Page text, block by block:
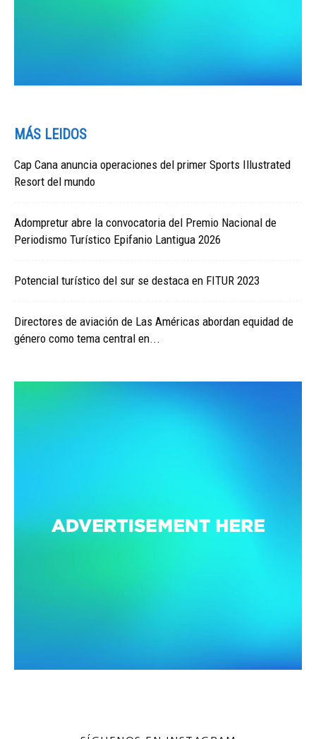
MÁS LEIDOS
Cap Cana anuncia operaciones del primer Sports Illustrated
Resort del mundo
Adompretur abre la convocatoria del Premio Nacional de
Periodismo Turístico Epifanio Lantigua 2026
Potencial turístico del sur se destaca en FITUR 2023
Directores de aviación de Las Américas abordan equidad de
género como tema central en...